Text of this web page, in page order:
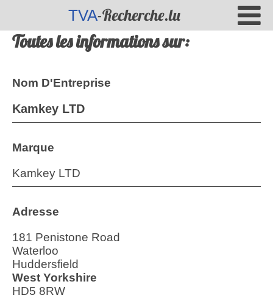
TVA-Recherche.lu
Toutes les informations sur:
Nom D'Entreprise
Kamkey LTD
Marque
Kamkey LTD
Adresse
181 Penistone Road
Waterloo
Huddersfield
West Yorkshire
HD5 8RW